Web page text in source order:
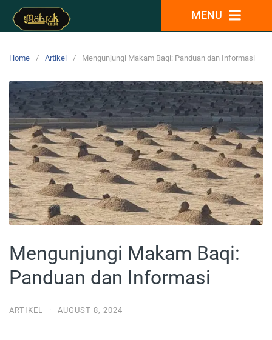
MENU
Home Artikel Mengunjungi Makam Baqi: Panduan dan Informasi
Mengunjungi Makam Baqi:
Panduan dan Informasi
ARTIKEL · AUGUST 8, 2024